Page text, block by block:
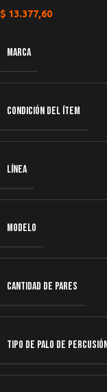
$ 13.377,60
MARCA
CONDICIÓN DEL ÍTEM
LÍNEA
MODELO
CANTIDAD DE PARES
TIPO DE PALO DE